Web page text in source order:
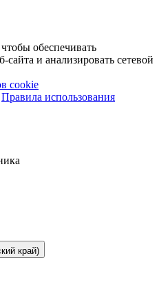
обеспечивать
и анализировать сетевой
cookie
Правила использования
край)